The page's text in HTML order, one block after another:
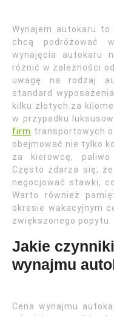
Wynajem autokaru
chcą podróżować
wynajęcia autokaru
różnić w zależności
uwagę na rodzaj
standard
kilku złotych za
w przypadku
firm transportowych
obejmować nie tylko
za kierowcę, paliwo
Często zdarza się,
negocjować stawki,
Warto również
okresie wakacyjnym
zwiększonego popytu.
Jakie
wynajmu
Cena wynajmu